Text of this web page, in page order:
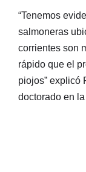
“Tenemos
salmoneras
corrientes son
rápido que el
piojos” explicó
doctorado en